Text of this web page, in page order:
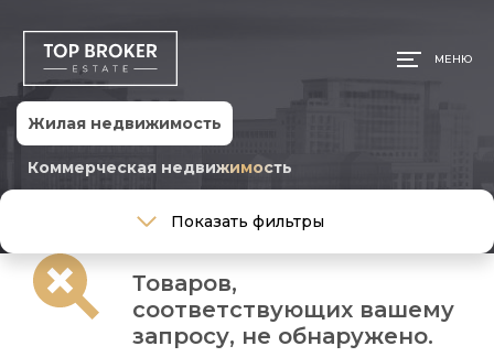
МЕНЮ
Жилая недвижимость
Коммерческая недвижимость
Тип сделки
Тип недвижимости
Тип недвижимости
Показать фильтры
Товаров,
соответствующих вашему
запросу, не обнаружено.